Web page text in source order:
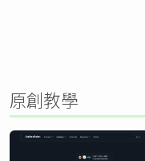
原創教學